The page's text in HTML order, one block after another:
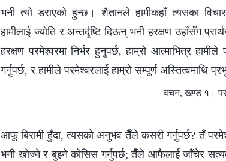
भनी त्यो डराएको हुन्छ। शैतानले हामीकहाँ त्यसका
हामीलाई ज्योति र अन्तर्दृष्टि दिऊन् भनी हरक्षण उहाँसँग
हरक्षण परमेश्‍वरमा निर्भर हुनुपर्छ, हाम्रो आत्माभित्र
गर्नुपर्छ, र हामीले परमेश्‍वरलाई हाम्रो सम्पूर्ण अस्तित्वमाथि
—वचन, खण्ड १।
आफू बिरामी हुँदा, त्यसको अनुभव तैँले कसरी गर्नुपर्छ? तँ
भनी खोज्‍ने र बुझ्ने कोसिस गर्नुपर्छ; तैँले आफैलाई जाँचेर